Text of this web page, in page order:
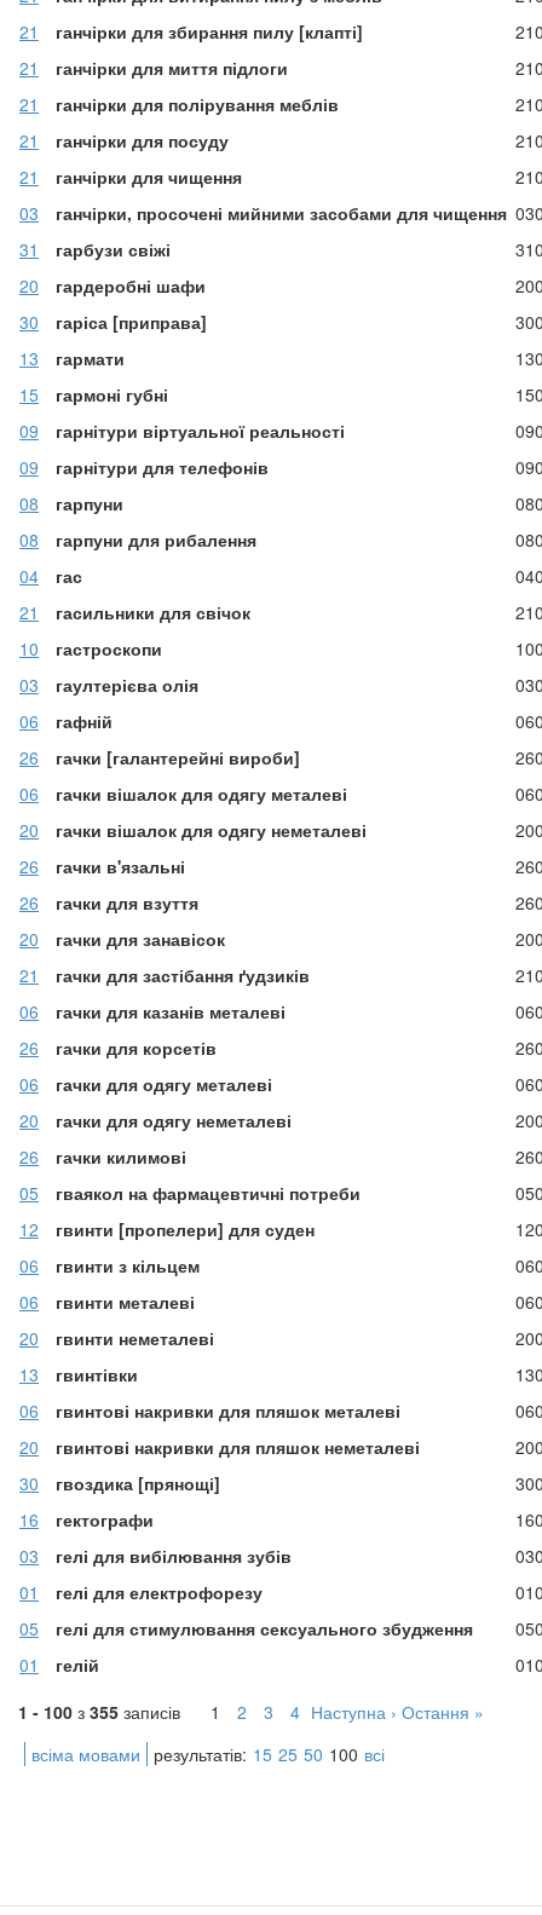
21
ганчірки для збирання пилу [клапті]
21
ганчірки для миття підлоги
21
ганчірки для полірування меблів
21
ганчірки для посуду
21
ганчірки для чищення
03
ганчірки, просочені мийними засобами для чищення
31
гарбузи свіжі
20
гардеробні шафи
30
гаріса [приправа]
13
гармати
15
гармоні губні
09
гарнітури віртуальної реальності
09
гарнітури для телефонів
08
гарпуни
08
гарпуни для рибалення
04
гас
21
гасильники для свічок
10
гастроскопи
03
гаултерієва олія
06
гафній
26
гачки [галантерейні вироби]
06
гачки вішалок для одягу металеві
20
гачки вішалок для одягу неметалеві
26
гачки в'язальні
26
гачки для взуття
20
гачки для занавісок
21
гачки для застібання ґудзиків
06
гачки для казанів металеві
26
гачки для корсетів
06
гачки для одягу металеві
20
гачки для одягу неметалеві
26
гачки килимові
05
гваякол на фармацевтичні потреби
12
гвинти [пропелери] для суден
06
гвинти з кільцем
06
гвинти металеві
20
гвинти неметалеві
13
гвинтівки
06
гвинтові накривки для пляшок металеві
20
гвинтові накривки для пляшок неметалеві
30
гвоздика [прянощі]
16
гектографи
03
гелі для вибілювання зубів
01
гелі для електрофорезу
05
гелі для стимулювання сексуального збудження
01
гелій
1 - 100 з 355 записів 1 2 3 4 Наступна › Остання »
всіма мовами
результатів: 15 25 50 100 всі